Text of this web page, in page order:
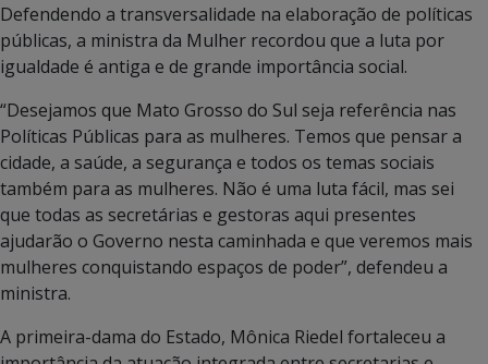
Defendendo a transversalidade na elaboração de políticas
públicas, a ministra da Mulher recordou que a luta por
igualdade é antiga e de grande importância social.
“Desejamos que Mato Grosso do Sul seja referência nas
Políticas Públicas para as mulheres. Temos que pensar a
cidade, a saúde, a segurança e todos os temas sociais
também para as mulheres. Não é uma luta fácil, mas sei
que todas as secretárias e gestoras aqui presentes
ajudarão o Governo nesta caminhada e que veremos mais
mulheres conquistando espaços de poder”, defendeu a
ministra.
A primeira-dama do Estado, Mônica Riedel fortaleceu a